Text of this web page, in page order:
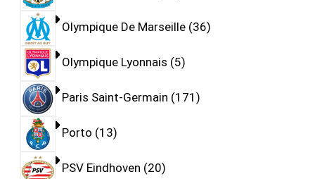
Olympique De Marseille 36
Olympique Lyonnais 5
Paris Saint-Germain 171
Porto 13
PSV Eindhoven 20